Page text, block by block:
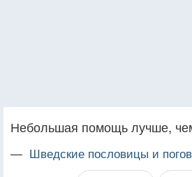
Небольшая помощь лучше,
— Шведские пословицы и